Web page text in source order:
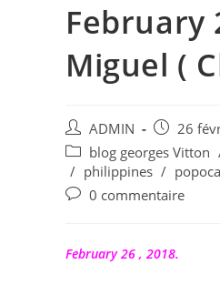
February
Miguel (
Auteur/autrice
de
la
publication :
ADMIN
Publication
publiée :
26
Post
category:
blog georges Vitton
/ philippines /
Commentaires
publication :
0 commentaire
February 26 , 2018.